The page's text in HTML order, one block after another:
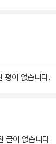
기 위해 온 마
. 아이는 자라 ‘
뿐이다. 진짜 어
‘어른’이 되
는 쪽이건 잡는
평이 없습니다.
글이 없습니다